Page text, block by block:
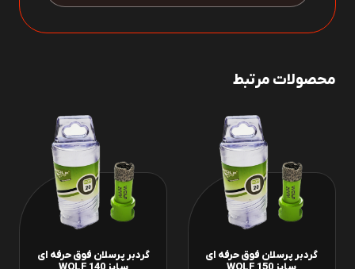
محصولات مرتبط
گردبر پرسلان فوق حرفه ای
گردبر پرسلان فوق حرفه ای